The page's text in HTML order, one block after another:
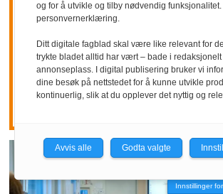
Årsrapport:
større mangfold i
politiet
Innstillinger
og for å utvikle og tilby nødvendig
personvernerklæring.
Ditt digitale fagblad skal være like relevant for
trykte bladet alltid har vært – bade i
annonseplass. I digital publisering bruker vi
dine besøk på nettstedet for å kunne utvikle
kontinuerlig, slik at du opplever det nyttig og
Avvis alle Godta valgte